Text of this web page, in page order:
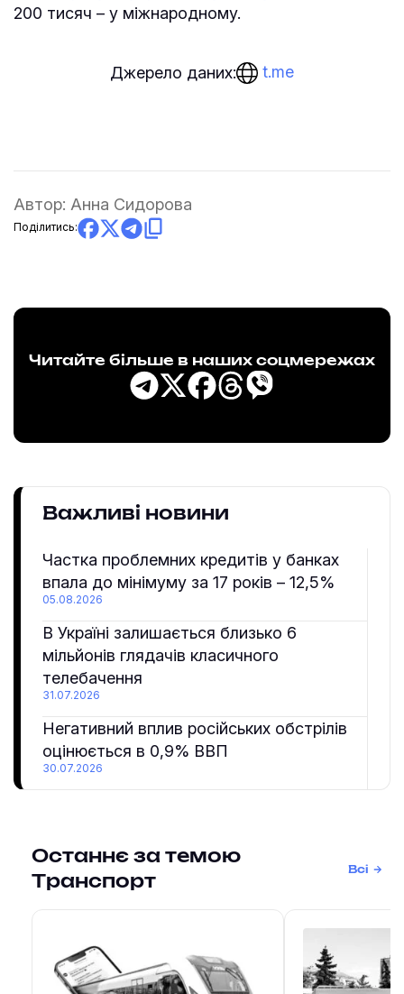
200 тисяч – у міжнародному.
Джерело даних: t.me
Автор: Анна Сидорова
Поділитись:
Читайте більше в наших соцмережах
Важливі новини
Частка проблемних кредитів у банках
впала до мінімуму за 17 років – 12,5%
05.08.2026
В Україні залишається близько 6
мільйонів глядачів класичного
телебачення
31.07.2026
Негативний вплив російських обстрілів
оцінюється в 0,9% ВВП
30.07.2026
Останнє за темою
Транспорт
Всі